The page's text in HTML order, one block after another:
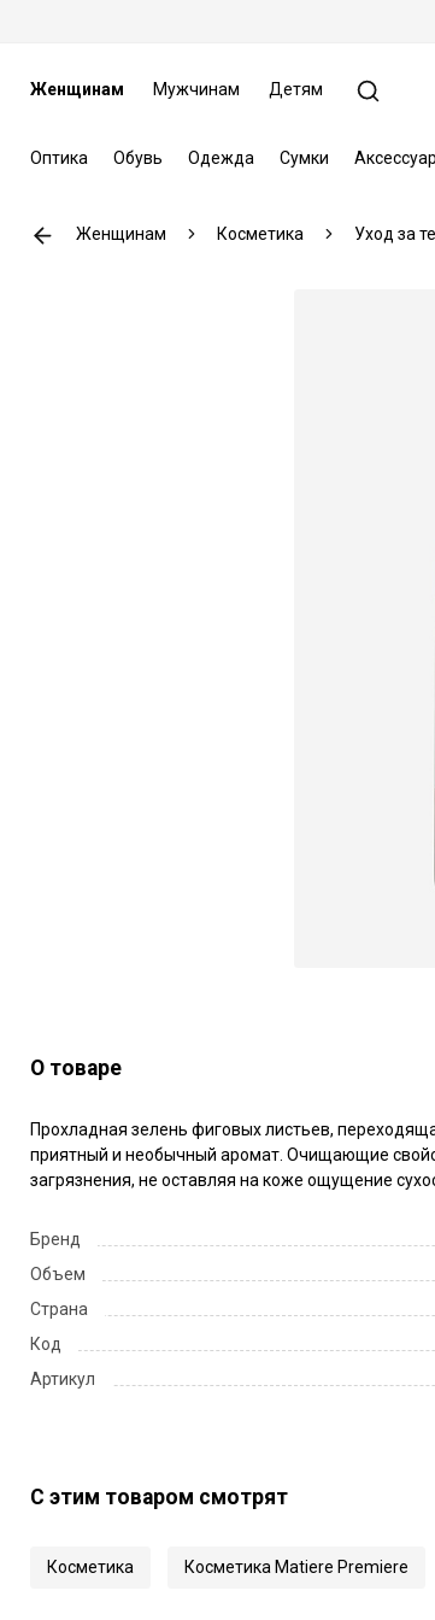
Женщинам Мужчинам Детям
Оптика Обувь Одежда Сумки
Женщинам Косметика Уход за
О товаре
Прохладная зелень фиговых листьев,
приятный и необычный аромат. Очищающие
загрязнения, не оставляя на коже ощущение
Бренд
Объем
Страна
Код
Артикул
С этим товаром смотрят
Косметика Косметика Matiere Premiere